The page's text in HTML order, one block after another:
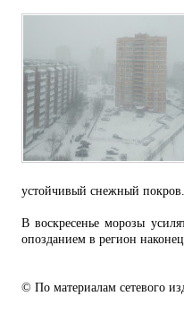
устойчивый снежный покров.
В воскресенье морозы
опозданием в регион
© По материалам сетевого